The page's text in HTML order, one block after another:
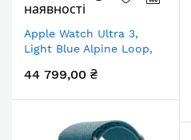
наявності
Apple Watch Ultra 3,
Light Blue Alpine Loop,
44 799,00 ₴